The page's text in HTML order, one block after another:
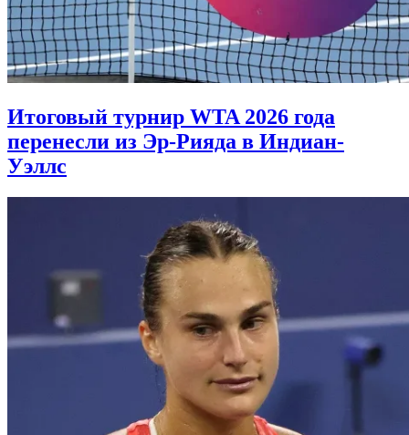
Итоговый турнир WTA 2026 года
перенесли из Эр-Рияда в Индиан-
Уэллс